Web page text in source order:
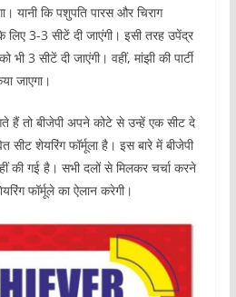
यानी कि पशुपति पारस और चिराग
लिए 3-3 सीटें दी जाएंगी। इसी तरह उपेंद्र
भी 3 सीटें दी जाएंगी। वहीं, मांझी की पार्टी
जाएगा।
हैं तो बीजेपी अपने कोटे से उन्हें एक सीट दे
सीट शेयरिंग फॉर्मूला है। इस बारे में बीजेपी
की गई है। सभी दलों से मिलकर चर्चा करने
फॉर्मूले का ऐलान करेगी।